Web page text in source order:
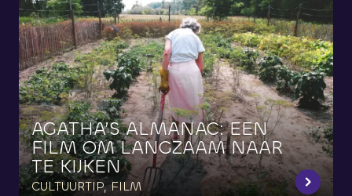
AGATHA’S ALMANAC: EEN
FILM OM LANGZAAM NAAR
TE KIJKEN
CULTUURTIP, FILM